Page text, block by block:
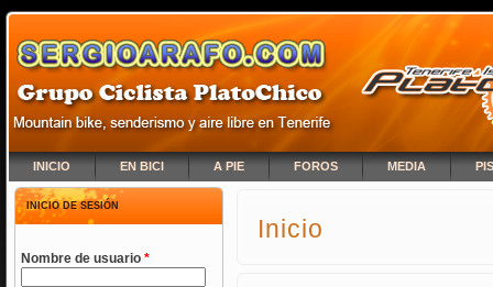
INICIO EN BICI A PIE FOROS MEDIA
INICIO DE SESIÓN
Nombre de usuario *
SE ENCUENTRA USTED
Inicio